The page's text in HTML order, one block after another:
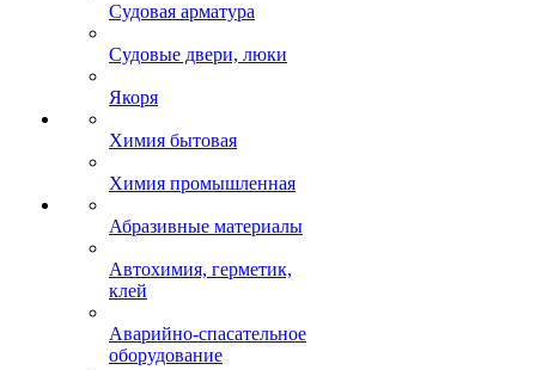
Судовая арматура
Судовые двери, люки
Якоря
Химия бытовая
Химия промышленная
Абразивные материалы
Автохимия, герметик,
клей
Аварийно-спасательное
оборудование